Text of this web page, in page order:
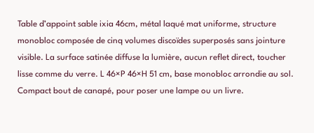
Table d’appoint sable ixia 46cm, métal laqué mat uniforme, structure
monobloc composée de cinq volumes discoïdes superposés sans jointure
visible. La surface satinée diffuse la lumière, aucun reflet direct, toucher
lisse comme du verre. L 46×P 46×H 51 cm, base monobloc arrondie au sol.
Compact bout de canapé, pour poser une lampe ou un livre.